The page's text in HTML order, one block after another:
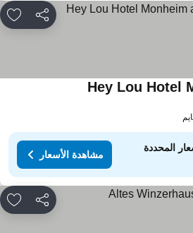
مشاركة
Hey Lou Hotel
المحددة
مشاهدة الأسعار
مشاركة